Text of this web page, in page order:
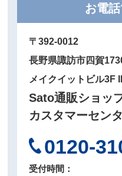
お電
〒392-0012
長野県諏訪市四賀
メイクイットビル3F
Sato通販ショッ
カスタマーセン
0120-
受付時間：